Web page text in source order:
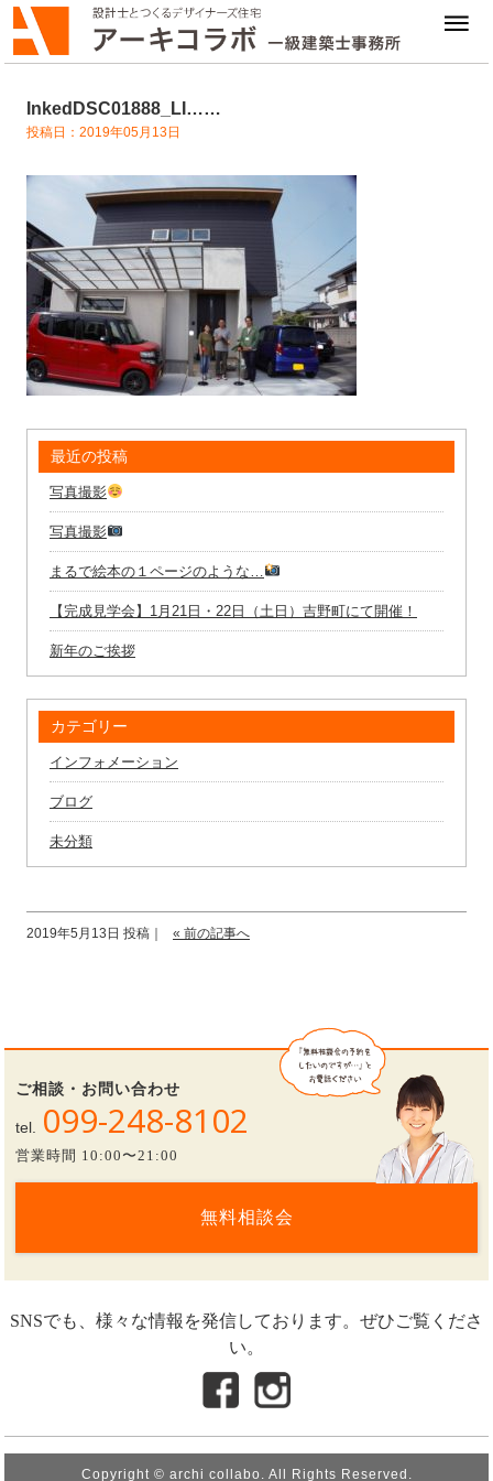
InkedDSC01888_LI……
投稿日：2019年05月13日
最近の投稿
写真撮影
写真撮影
まるで絵本の１ページのような…
【完成見学会】1月21日・22日（土日）吉野町にて開催！
新年のご挨拶
カテゴリー
インフォメーション
ブログ
未分類
2019年5月13日 投稿｜ « 前の記事へ
ご相談・お問い合わせ
tel. 099-248-8102
営業時間 10:00〜21:00
無料相談会
SNSでも、様々な情報を発信しております。ぜひご覧くださ
い。
Copyright © archi collabo. All Rights Reserved.